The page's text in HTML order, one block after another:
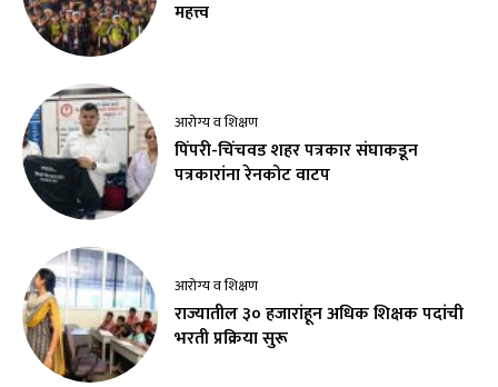
महत्त्व
आरोग्य व शिक्षण
पिंपरी-चिंचवड शहर पत्रकार संघाकडून
पत्रकारांना रेनकोट वाटप
आरोग्य व शिक्षण
राज्यातील ३० हजारांहून अधिक शिक्षक पदांची
भरती प्रक्रिया सुरू